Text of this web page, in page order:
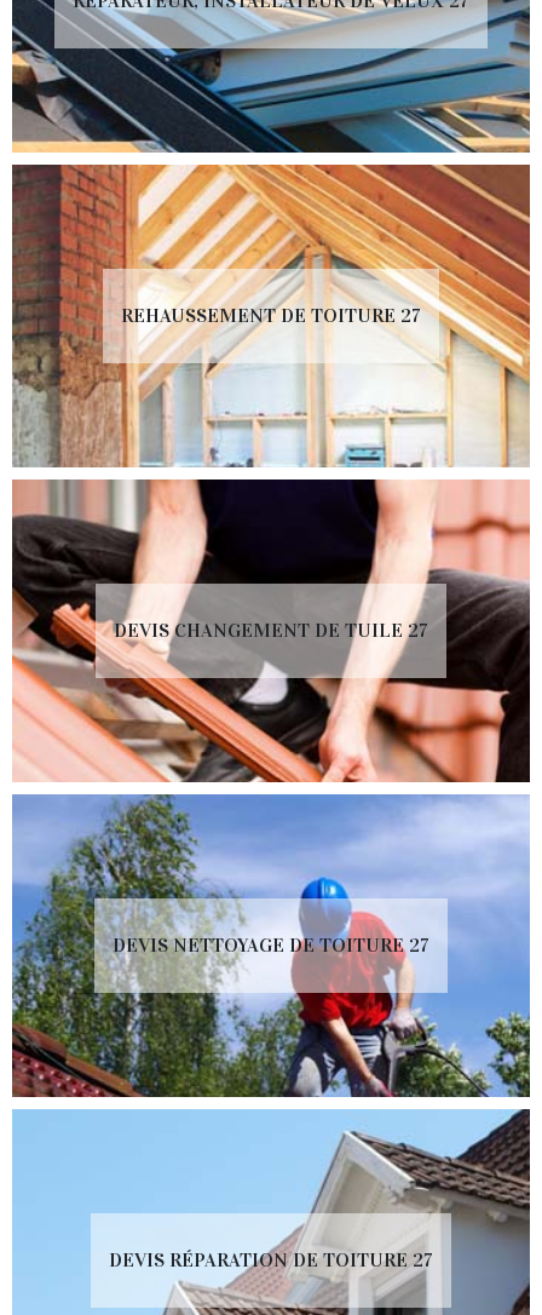
REHAUSSEMENT DE TOITURE 27
DEVIS CHANGEMENT DE TUILE 27
DEVIS NETTOYAGE DE TOITURE 27
DEVIS RÉPARATION DE TOITURE 27